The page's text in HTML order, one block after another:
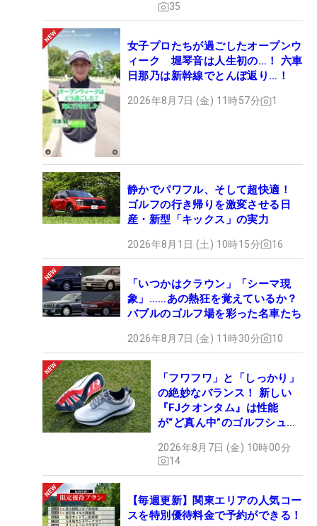
35
女子プロたちが過ごしたオープンウ
ィーク 堀琴音は人生初の…！ 六車
日那乃は新幹線でとんぼ返り…！
2026年8月7日 (金) 11時57分 1
静かでパワフル、そして超快適！
ゴルフの行き帰りを激変させる日
産・新型「キックス」の実力
2026年8月1日 (土) 10時15分 16
「いつかはクラウン」「シーマ現
象」……あの熱狂を覚えているか？
バブルのゴルフ場を彩った名車たち
2026年8月7日 (金) 11時30分 10
「フワフワ」と「しっかり」
の絶妙なバランス！ 新しい
『FJクオンタム』は性能
が“ど真ん中”のゴルフシュー
2026年8月7日 (金) 10時00分
14
【毎週更新】関東エリアの人気コー
スを特別優待料金で予約ができる！